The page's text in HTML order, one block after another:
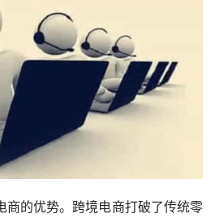
商的优势。跨境电商打破了传统零